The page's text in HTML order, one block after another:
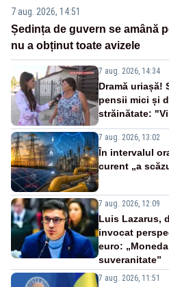
7 aug. 2026, 14:51
Ședința de guvern se amână
nu a obținut toate avizele
7 aug. 2026, 14:34
Dramă uriașă!
pensii mici și
străinătate:
7 aug. 2026, 13:02
În intervalul
curent „a
7 aug. 2026, 12:09
Luis Lazarus,
invocat
euro:
suveranitate”
7 aug. 2026, 11:51